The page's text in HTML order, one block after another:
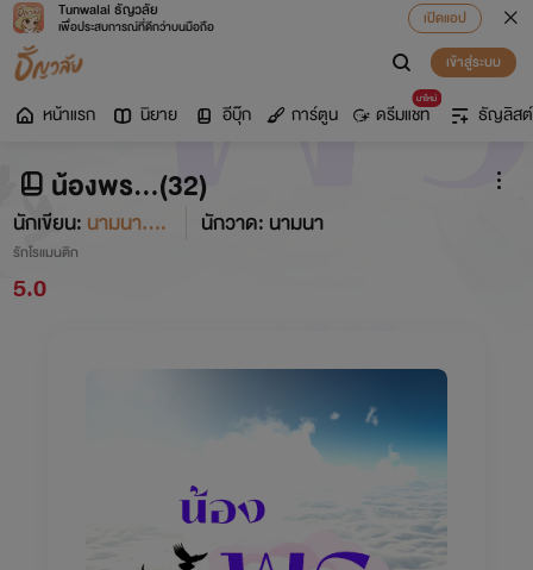
Tunwalai ธัญวลัย
เพื่อประสบการณ์ที่ดีกว่าบนมือถือ
เปิดแอป
เข้าสู่ระบบ
หน้าแรก นิยาย อีบุ๊ก การ์ตูน
มาใหม่
ดรีมแชท ธัญลิสต์
น้องพร...(32)
นักเขียน: นามนา.... นักวาด: นามนา
รักโรแมนติก
5.0